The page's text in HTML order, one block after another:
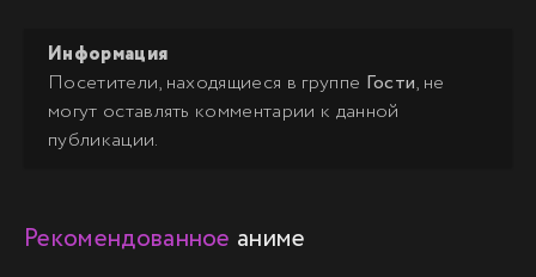
Информация
Посетители, находящиеся в группе Гости, не
могут оставлять комментарии к данной
публикации.
Рекомендованное аниме